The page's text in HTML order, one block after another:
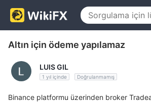
Altın için ödeme yapılamaz
LUIS GIL
1 yıl içinde Doğrulanmamış
Binance platformu üzerinden broker